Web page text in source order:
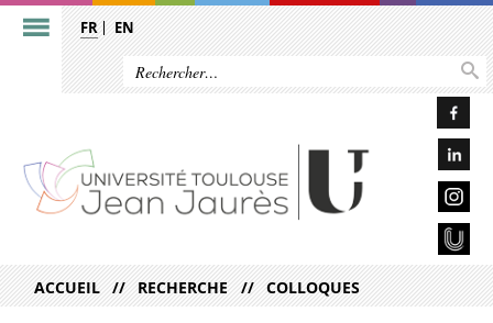
FR EN
ACCUEIL RECHERCHE COLLOQUES